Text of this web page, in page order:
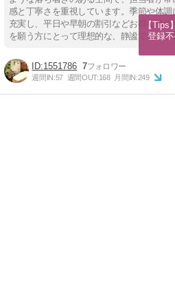
感と丁寧さを重視しています。季節や体
充実し、平日や早朝の割引などお得な情報
を願う方にとって理想的な、静謐で癒やし
1551786 7
週間IN:57 週間OUT:168 月間IN:249
【Tips
登録